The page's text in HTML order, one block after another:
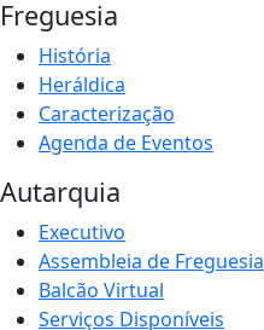
Freguesia
História
Heráldica
Caracterização
Agenda de Eventos
Autarquia
Executivo
Assembleia de Freguesia
Balcão Virtual
Serviços Disponíveis